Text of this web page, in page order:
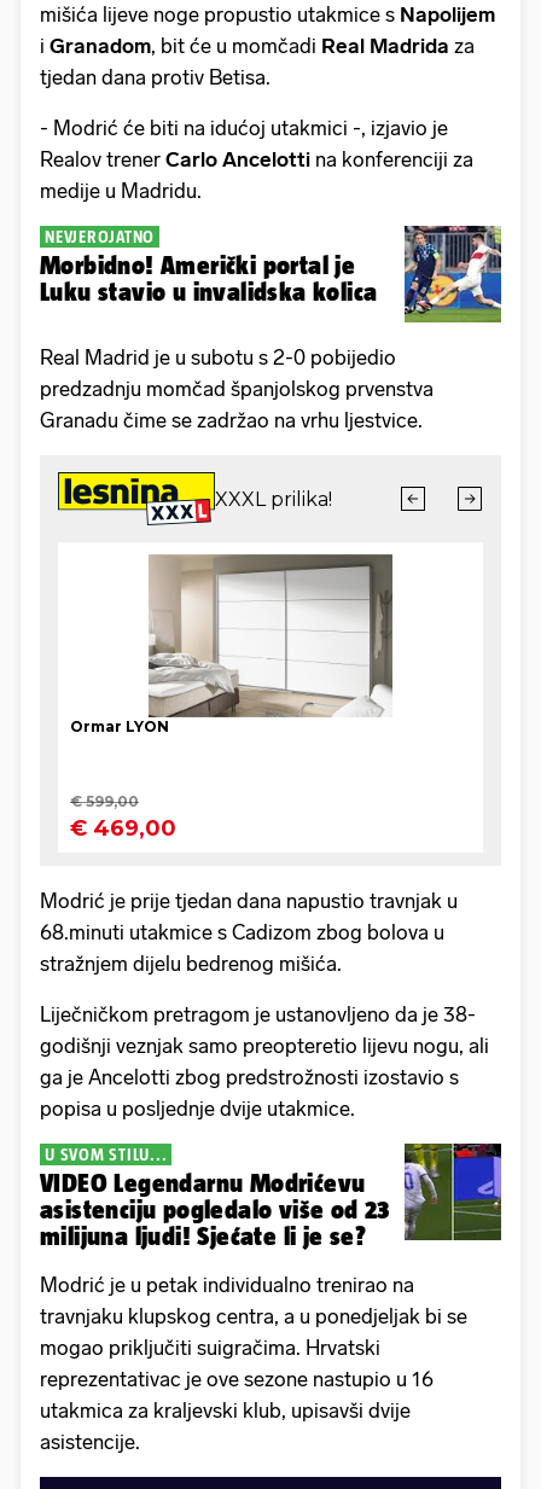
mišića lijeve noge propustio utakmice s Napolijem
i Granadom, bit će u momčadi Real Madrida za
tjedan dana protiv Betisa.
- Modrić će biti na idućoj utakmici -, izjavio je
Realov trener Carlo Ancelotti na konferenciji za
medije u Madridu.
NEVJEROJATNO
Morbidno! Američki portal je
Luku stavio u invalidska kolica
Real Madrid je u subotu s 2-0 pobijedio
predzadnju momčad španjolskog prvenstva
Granadu čime se zadržao na vrhu ljestvice.
Modrić je prije tjedan dana napustio travnjak u
68.minuti utakmice s Cadizom zbog bolova u
stražnjem dijelu bedrenog mišića.
Liječničkom pretragom je ustanovljeno da je 38-
godišnji veznjak samo preopteretio lijevu nogu, ali
ga je Ancelotti zbog predstrožnosti izostavio s
popisa u posljednje dvije utakmice.
U SVOM STILU...
VIDEO Legendarnu Modrićevu
asistenciju pogledalo više od 23
milijuna ljudi! Sjećate li je se?
Modrić je u petak individualno trenirao na
travnjaku klupskog centra, a u ponedjeljak bi se
mogao priključiti suigračima. Hrvatski
reprezentativac je ove sezone nastupio u 16
utakmica za kraljevski klub, upisavši dvije
asistencije.